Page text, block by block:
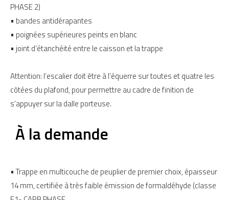
PHASE 2)
• bandes antidérapantes
• poignées supérieures peints en blanc
• joint d’étanchéité entre le caisson et la trappe
Attention: l’escalier doit être à l’équerre sur toutes et quatre les
côtées du plafond, pour permettre au cadre de finition de
s’appuyer sur la dalle porteuse.
À la demande
• Trappe en multicouche de peuplier de premier choix, épaisseur
14 mm, certifiée à très faible émission de formaldéhyde (classe